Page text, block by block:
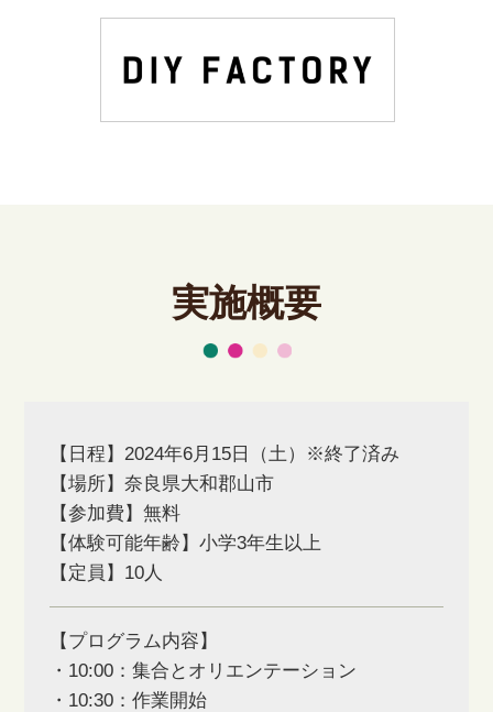
実施概要
【日程】2024年6月15日（土）※終了済み
【場所】奈良県大和郡山市
【参加費】無料
【体験可能年齢】小学3年生以上
【定員】10人
【プログラム内容】
・10:00：集合とオリエンテーション
・10:30：作業開始